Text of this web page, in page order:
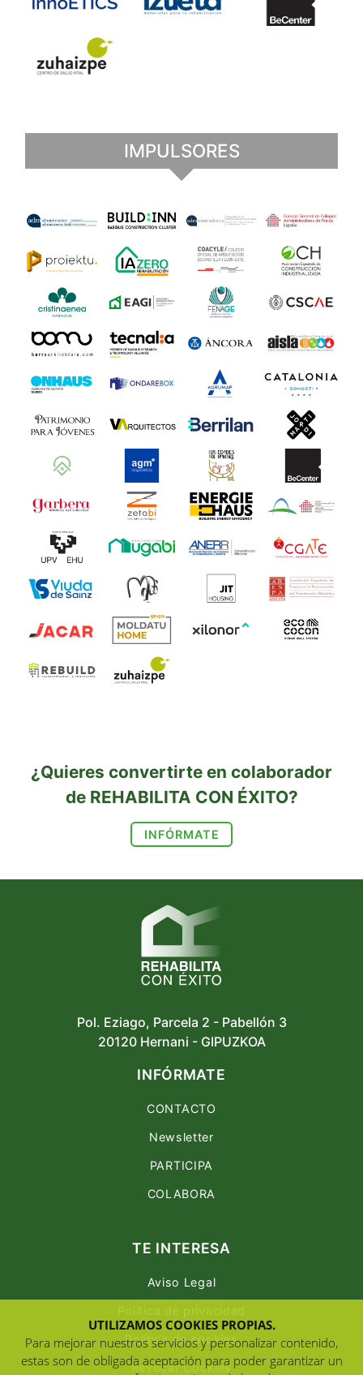
UTILIZAMOS COOKIES PROPIAS.
Para mejorar nuestros servicios y personalizar contenido,
estas son de obligada aceptación para poder garantizar un
IMPULSORES
¿Quieres convertirte en colaborador
de REHABILITA CON ÉXITO?
INFÓRMATE
Pol. Eziago, Parcela 2 - Pabellón 3
20120 Hernani - GIPUZKOA
INFÓRMATE
CONTACTO
Newsletter
PARTICIPA
COLABORA
TE INTERESA
Aviso Legal
Política de cookies
Revocar Cookies